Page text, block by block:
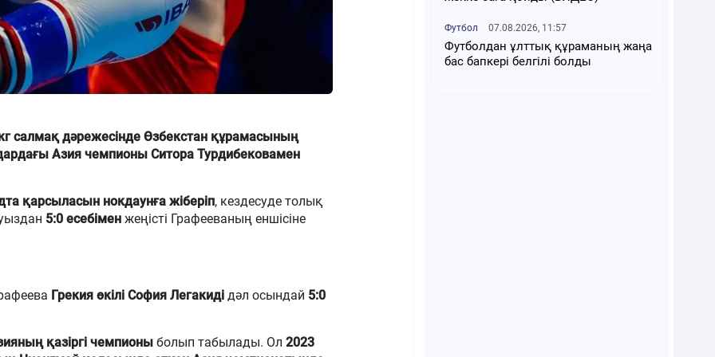
салмақ дәрежесінде Өзбекстан құрамасының
Азия чемпионы Ситора Турдибековамен
қарсыласын нокдаунға жіберіп, кездесуде толық
5:0 есебімен жеңісті Графееваның еншісіне
Грекия өкілі София Легакиді дәл осындай 5:0
қазіргі чемпионы болып табылады. Ол 2023
Футбол 07.08.2026, 11:57
Футболдан ұлттық құраманың жаңа
бас бапкері белгілі болды